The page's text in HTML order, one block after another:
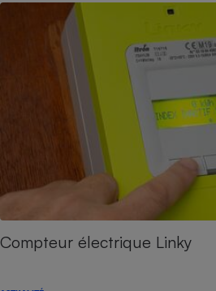
Compteur électrique Linky